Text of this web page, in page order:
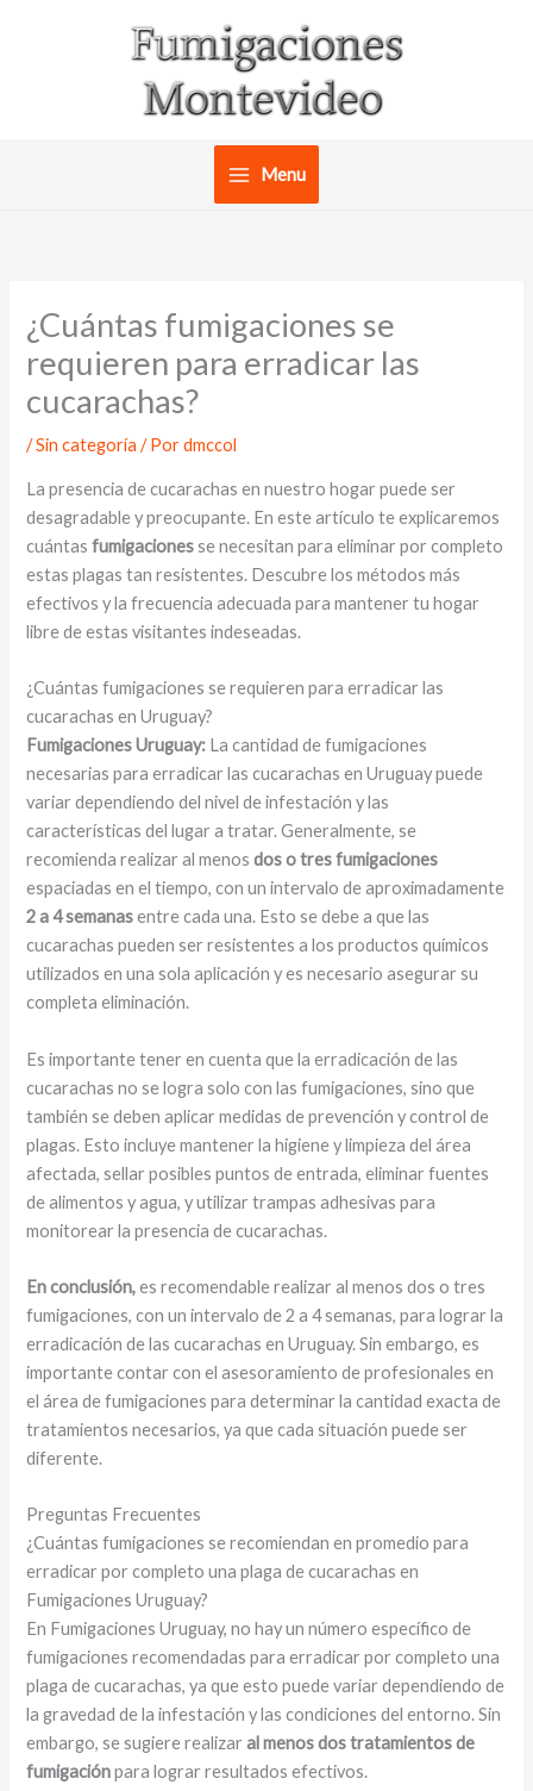
Menu
¿Cuántas fumigaciones se
requieren para erradicar las
cucarachas?
/Sin categoría / Pordmccol
La presencia de cucarachas en nuestro hogar puede ser
desagradable y preocupante. En este artículo te explicaremos
cuántasfumigacionesse necesitan para eliminar por completo
estas plagas tan resistentes. Descubre los métodos más
efectivos y la frecuencia adecuada para mantener tu hogar
libre de estas visitantes indeseadas.
¿Cuántas fumigaciones se requieren para erradicar las
cucarachas en Uruguay?
Fumigaciones Uruguay: La cantidad de fumigaciones
necesarias para erradicar las cucarachas en Uruguay puede
variar dependiendo del nivel de infestación y las
características del lugar a tratar. Generalmente, se
recomienda realizar al menosdos o tres fumigaciones
espaciadas en el tiempo, con un intervalo de aproximadamente
2 a 4 semanasentre cada una. Esto se debe a que las
cucarachas pueden ser resistentes a los productos químicos
utilizados en una sola aplicación y es necesario asegurar su
completa eliminación.
Es importante tener en cuenta que la erradicación de las
cucarachas no se logra solo con las fumigaciones, sino que
también se deben aplicar medidas de prevención y control de
plagas. Esto incluye mantener la higiene y limpieza del área
afectada, sellar posibles puntos de entrada, eliminar fuentes
de alimentos y agua, y utilizar trampas adhesivas para
monitorear la presencia de cucarachas.
En conclusión,es recomendable realizar al menos dos o tres
fumigaciones, con un intervalo de 2 a 4 semanas, para lograr la
erradicación de las cucarachas en Uruguay. Sin embargo, es
importante contar con el asesoramiento de profesionales en
el área de fumigaciones para determinar la cantidad exacta de
tratamientos necesarios, ya que cada situación puede ser
diferente.
Preguntas Frecuentes
¿Cuántas fumigaciones se recomiendan en promedio para
erradicar por completo una plaga de cucarachas en
Fumigaciones Uruguay?
En Fumigaciones Uruguay, no hay un número específico de
fumigaciones recomendadas para erradicar por completo una
plaga de cucarachas, ya que esto puede variar dependiendo de
la gravedad de la infestación y las condiciones del entorno. Sin
embargo, se sugiere realizaral menos dos tratamientos de
fumigaciónpara lograr resultados efectivos.